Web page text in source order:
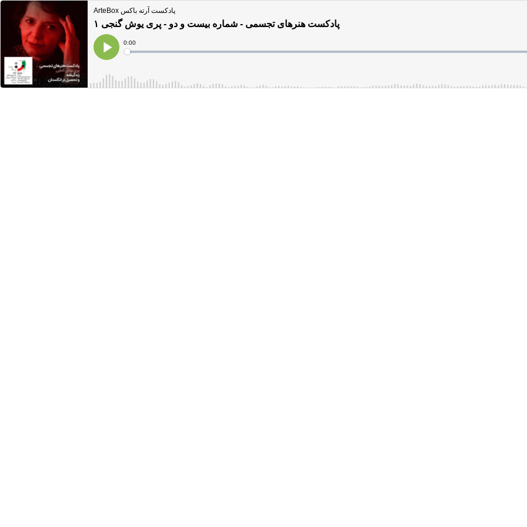
ArteBox پادکست آرته باکس
پادکست هنرهای تجسمی - شماره بیست و دو - پری یوش گنجی ۱
Play
Current
Time
0:00
Loaded: